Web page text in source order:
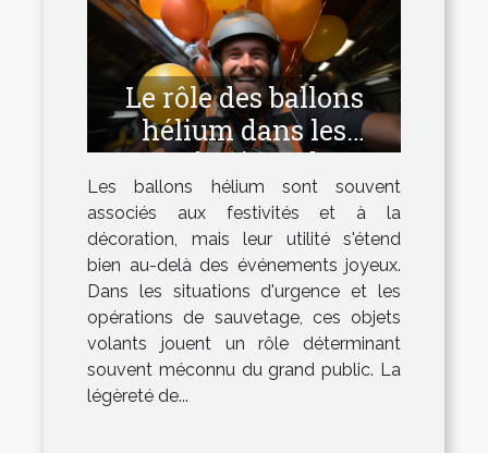
Le rôle des ballons
hélium dans les
opérations de
sauvetage et de
signalisation
Les ballons hélium sont souvent
associés aux festivités et à la
décoration, mais leur utilité s'étend
bien au-delà des événements joyeux.
Dans les situations d'urgence et les
opérations de sauvetage, ces objets
volants jouent un rôle déterminant
souvent méconnu du grand public. La
légèreté de...